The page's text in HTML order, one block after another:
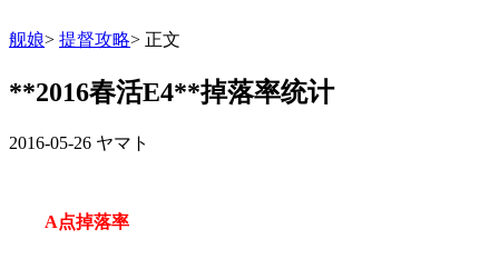
舰娘> 提督攻略> 正文
**2016春活E4**掉落率统计
2016-05-26 ヤマト
A点掉落率